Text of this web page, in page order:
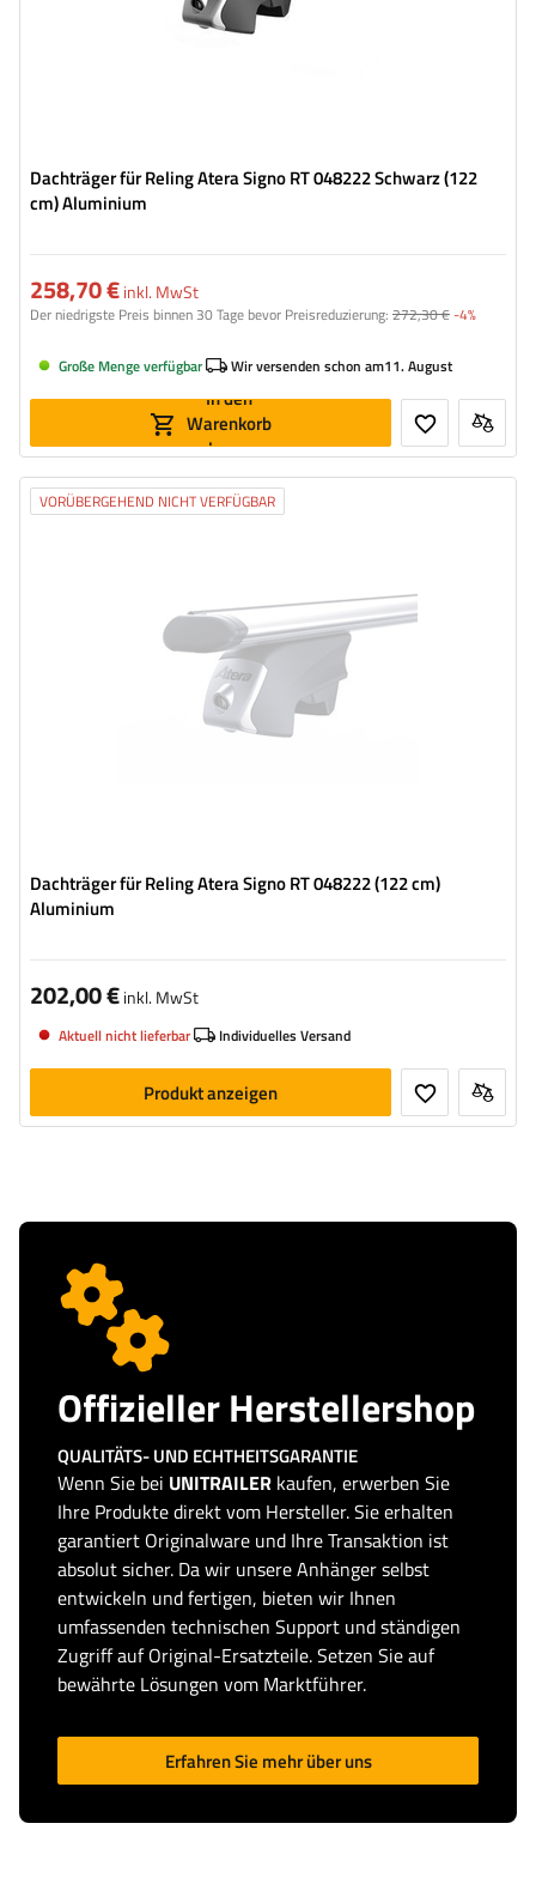
Dachträger für Reling Atera Signo RT 048222 Schwarz (122
cm) Aluminium
258,70 €inkl. MwSt
Der niedrigste Preis binnen 30 Tage bevor Preisreduzierung: 272,30 €-4%
Große Menge verfügbar Wir versenden schon am11. August
In den
Warenkorb
legen
VORÜBERGEHEND NICHT VERFÜGBAR
Dachträger für Reling Atera Signo RT 048222 (122 cm)
Aluminium
202,00 €inkl. MwSt
Aktuell nicht lieferbar Individuelles Versand
Produkt anzeigen
Offizieller Herstellershop
QUALITÄTS- UND ECHTHEITSGARANTIE
Wenn Sie bei UNITRAILER kaufen, erwerben Sie
Ihre Produkte direkt vom Hersteller. Sie erhalten
garantiert Originalware und Ihre Transaktion ist
absolut sicher. Da wir unsere Anhänger selbst
entwickeln und fertigen, bieten wir Ihnen
umfassenden technischen Support und ständigen
Zugriff auf Original-Ersatzteile. Setzen Sie auf
bewährte Lösungen vom Marktführer.
Erfahren Sie mehr über uns